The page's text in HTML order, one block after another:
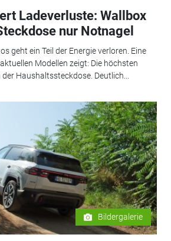
Ladeverluste: Wallbox
nur Notnagel
geht ein Teil der Energie verloren. Eine
Modellen zeigt: Die höchsten
Haushaltssteckdose. Deutlich...
Bildergalerie